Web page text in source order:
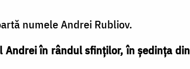
numele Andrei Rubliov.
Andrei în rândul sfinților, în ședința din